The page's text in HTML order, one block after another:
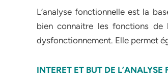
L’analyse fonctionnelle est la
bien connaitre les fonctions de
dysfonctionnement. Elle permet
INTERET ET BUT DE